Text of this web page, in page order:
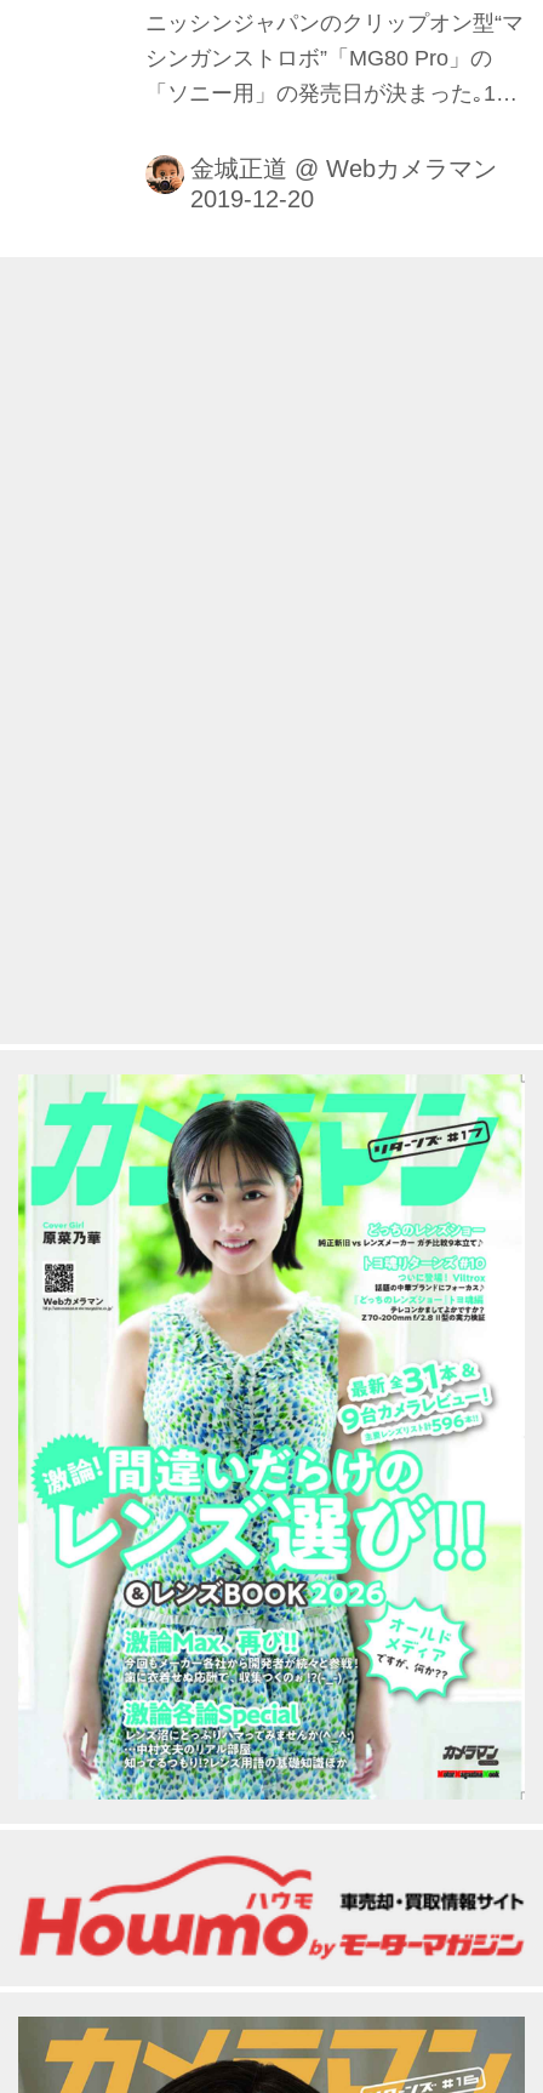
ニッシンジャパンのクリップオン型“マ
シンガンストロボ”「MG80 Pro」の
「ソニー用」の発売日が決まった｡12
サイト価格で5万9400円（税込み）｡
金城正道 @ Webカメラマン